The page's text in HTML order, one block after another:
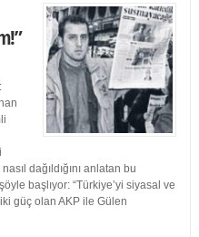
dağıldığını anlatan bu
başlıyor: “Türkiye’yi siyasal ve
güç olan AKP ile Gülen